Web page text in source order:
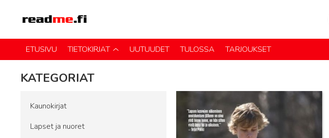
ETUSIVU TIETOKIRJAT UUTUUDET TULOSSA TARJOUKSET
KATEGORIAT
Kaunokirjat
Lapset ja nuoret